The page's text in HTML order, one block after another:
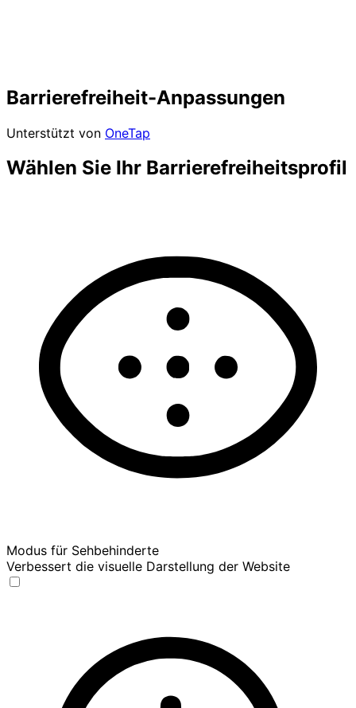
Barrierefreiheit-Anpassungen
Unterstützt von OneTap
Wählen Sie Ihr Barrierefreiheitsprofil
Modus für Sehbehinderte
Verbessert die visuelle Darstellung der Website